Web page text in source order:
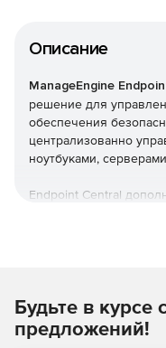
Описание
ManageEngine
решение для
обеспечения
централизованно
ноутбуками,
Endpoint Central
образов и
позволяет управлять
отслеживать
Будьте в
предложений!